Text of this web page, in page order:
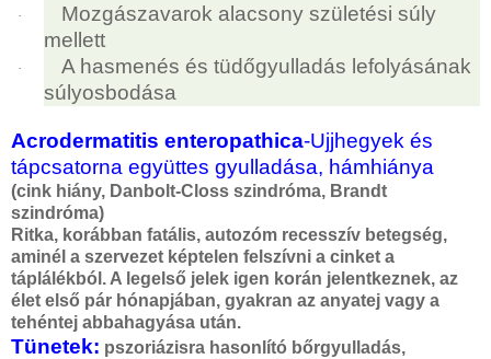
·
Mozgászavarok alacsony születési súly
mellett
·
A hasmenés és tüdőgyulladás lefolyásának
súlyosbodása
Acrodermatitis enteropathica-Ujjhegyek és
tápcsatorna együttes gyulladása, hámhiánya
(cink hiány, Danbolt-Closs szindróma, Brandt
szindróma)
Ritka, korábban fatális, autozóm recesszív betegség,
aminél a szervezet képtelen felszívni a cinket a
táplálékból. A legelső jelek igen korán jelentkeznek, az
élet első pár hónapjában, gyakran az anyatej vagy a
tehéntej abbahagyása után.
Tünetek: pszoriázisra hasonlító bőrgyulladás,